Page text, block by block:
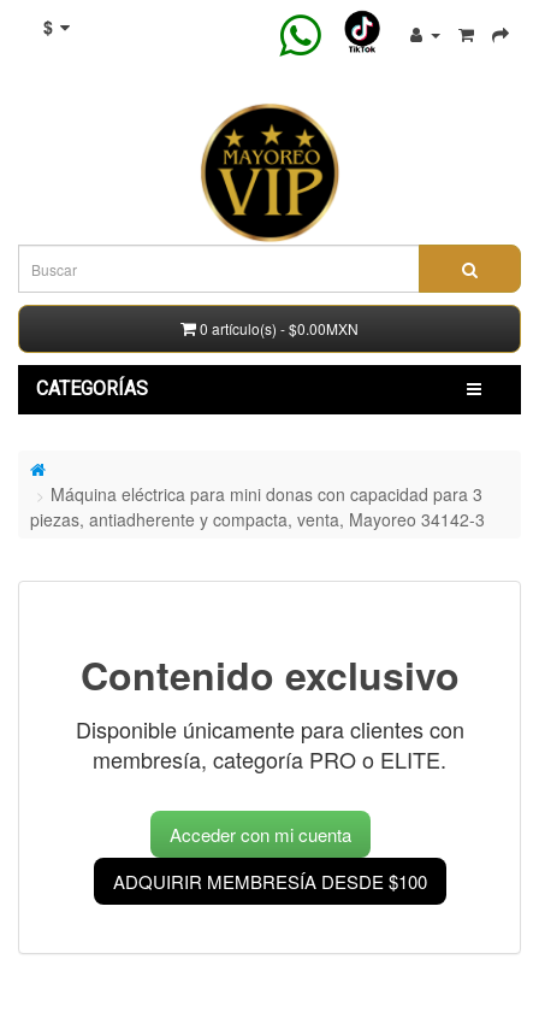
$
0 artículo(s) - $0.00MXN
CATEGORÍAS
Máquina eléctrica para mini donas con capacidad para 3
piezas, antiadherente y compacta, venta, Mayoreo 34142-3
Contenido exclusivo
Disponible únicamente para clientes con
membresía, categoría PRO o ELITE.
Acceder con mi cuenta
ADQUIRIR MEMBRESÍA DESDE $100